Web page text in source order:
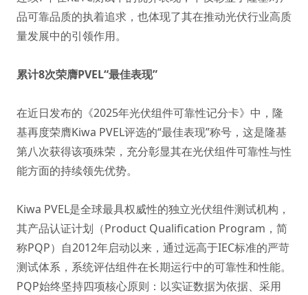
品可靠品质的执着追求，也体现了其在推动光伏行业高质
量发展中的引领作用。
累计8次荣膺PVEL“最佳表现”
在近日发布的《2025年光伏组件可靠性记分卡》中，隆
基再度荣膺Kiwa PVEL评选的“最佳表现”称号，这是隆基
第八次获得该项殊荣，充分彰显其在光伏组件可靠性与性
能方面的持续领先优势。
Kiwa PVEL是全球最具权威性的独立光伏组件测试机构，
其产品认证计划（Product Qualification Program，简
称PQP）自2012年启动以来，通过远高于IEC标准的严苛
测试体系，系统评估组件在长期运行中的可靠性和性能。
PQP始终坚持四项核心原则：以实证数据为依据、采用